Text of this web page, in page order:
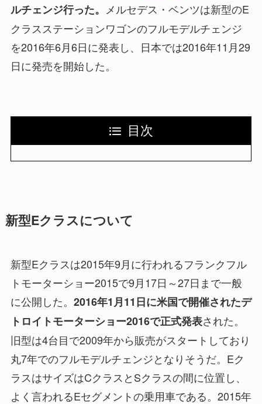
ルチェンジ行った。 メルセデス・ベンツは新型のE
クラスステーションワゴンのフルモデルチェンジ
を2016年6月6日に発表し、日本では2016年11月29
日に発売を開始した。
目次
新型Eクラスについて
新型Eクラスは2015年9月に行われるフランクフル
トモーターショー2015で9月17日～27日まで一般
に公開した。 2016年1月11日に米国で開催されたデ
トロイトモーターショー2016で正式発表された。
旧型は4台目で2009年から販売がスタートしており
丸7年でのフルモデルチェンジとなりそうだ。Eク
ラスはサイズはCクラスとSクラスの間に位置し、
よく言われるEセグメントの乗用車である。2015年